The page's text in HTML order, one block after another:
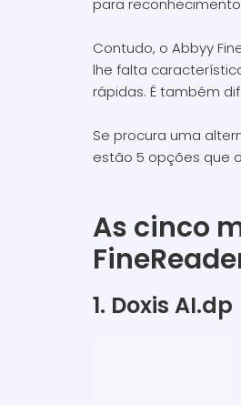
para
Contudo, o Abbyy
lhe falta
rápidas. É também
Se procura uma
estão 5 opções que
As cinco
1. Doxis AI.dp